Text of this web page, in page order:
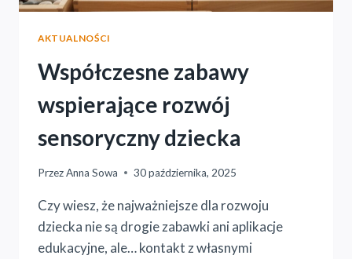
AKTUALNOŚCI
Współczesne zabawy
wspierające rozwój
sensoryczny dziecka
PrzezAnna Sowa 30 października, 2025
Czy wiesz, że najważniejsze dla rozwoju
dziecka nie są drogie zabawki ani aplikacje
edukacyjne, ale… kontakt z własnymi